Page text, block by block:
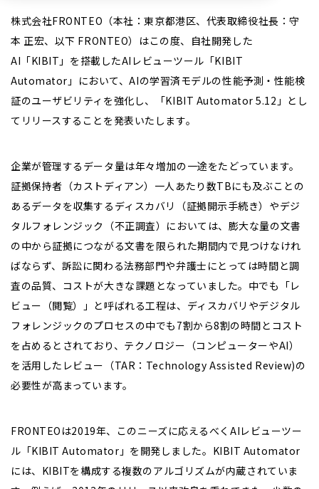
株式会社FRONTEO（本社：東京都港区、代表取締役社長：守
本 正宏、以下 FRONTEO）はこの度、自社開発した
AI「KIBIT」を搭載したAIレビューツール「KIBIT
Automator」において、AIの学習済モデルの性能予測・性能検
証のユーザビリティを強化し、「KIBIT Automator 5.12」とし
てリリースすることを発表いたします。
企業が管理するデータ量は年々増加の一途をたどっています。
証拠保持者（カストディアン）一人あたり数TBにも及ぶことの
あるデータを収集するディスカバリ（証拠開示手続き）やデジ
タルフォレンジック（不正調査）においては、膨大な量の文書
の中から証拠につながる文書を限られた期間内で見つけなけれ
ばならず、訴訟に関わる法務部門や弁護士にとっては時間と調
査の品質、コストが大きな課題となっていました。中でも「レ
ビュー（閲覧）」と呼ばれる工程は、ディスカバリやデジタル
フォレンジックのプロセスの中でも7割から8割の時間とコスト
を占めるとされており、テクノロジー（コンピューターやAI）
を活用したレビュー（TAR：Technology Assisted Review)の
必要性が高まっています。
FRONTEOは2019年、このニーズに応えるべくAIレビューツー
ル「KIBIT Automator」を開発しました。KIBIT Automator
には、KIBITを構成する複数のアルゴリズムが内蔵されていま